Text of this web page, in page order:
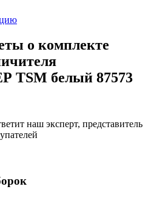
о комплекте
белый 87573
наш эксперт, представитель